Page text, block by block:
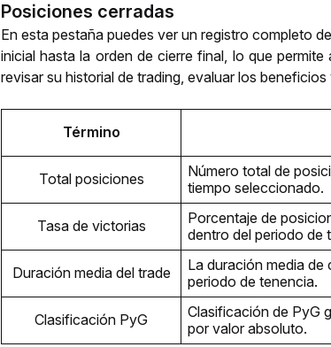
Posiciones cerradas
En esta pestaña puedes ver un registro completo
inicial hasta la orden de cierre final, lo que
revisar su historial de trading, evaluar los
Término
Total posiciones
Número total de
tiempo seleccionado.
Tasa de victorias
Porcentaje de
dentro del periodo de
Duración media del trade
La duración media
periodo de tenencia.
Clasificación PyG
Clasificación de PyG
por valor absoluto.